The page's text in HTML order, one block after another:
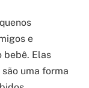
e
bebê. Elas
uma forma